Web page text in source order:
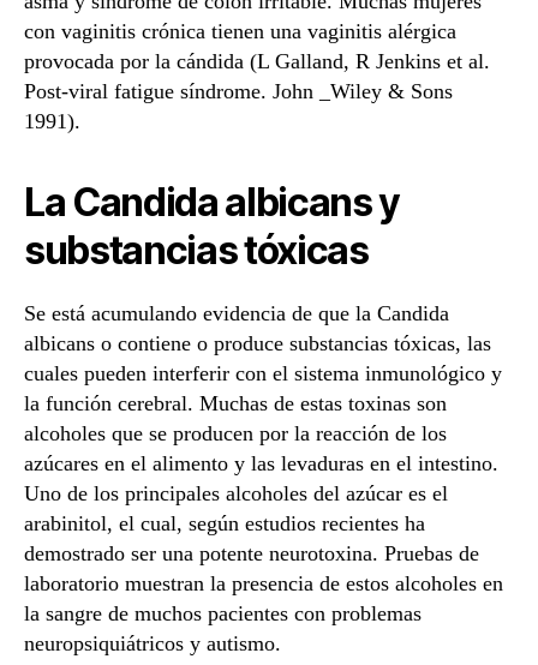
con vaginitis crónica tienen una vaginitis alérgica
provocada por la cándida (L Galland, R Jenkins et al.
Post-viral fatigue síndrome. John _Wiley & Sons
1991).
La Candida albicans y
substancias tóxicas
Se está acumulando evidencia de que la Candida
albicans o contiene o produce substancias tóxicas, las
cuales pueden interferir con el sistema inmunológico y
la función cerebral. Muchas de estas toxinas son
alcoholes que se producen por la reacción de los
azúcares en el alimento y las levaduras en el intestino.
Uno de los principales alcoholes del azúcar es el
arabinitol, el cual, según estudios recientes ha
demostrado ser una potente neurotoxina. Pruebas de
laboratorio muestran la presencia de estos alcoholes en
la sangre de muchos pacientes con problemas
neuropsiquiátricos y autismo.